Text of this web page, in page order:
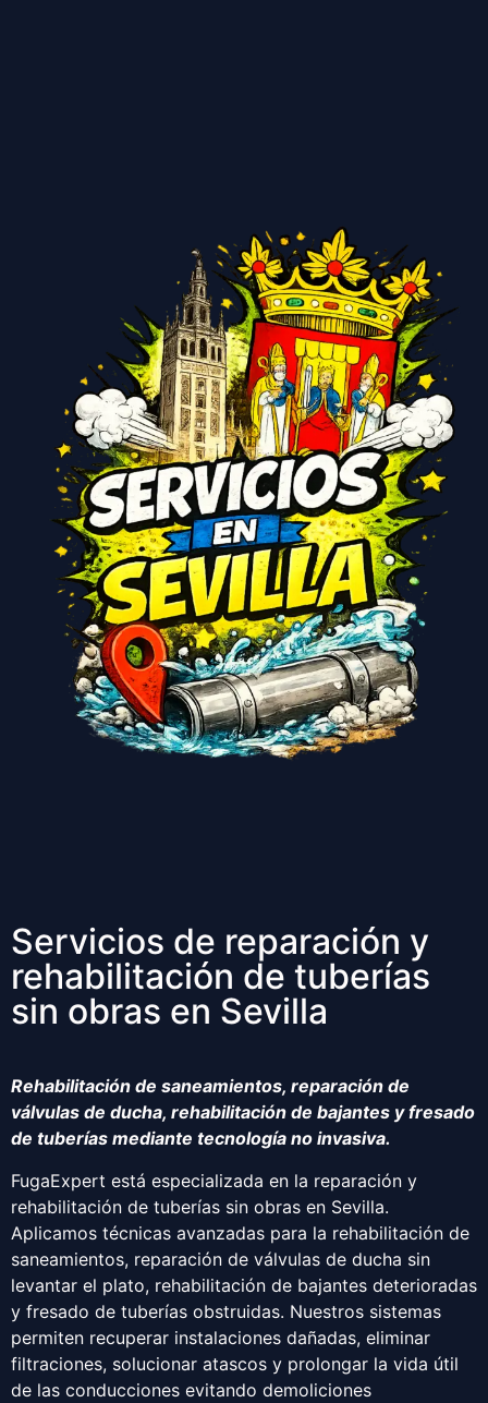
Servicios de reparación y
rehabilitación de tuberías
sin obras en Sevilla
Rehabilitación de saneamientos, reparación de
válvulas de ducha, rehabilitación de bajantes y fresado
de tuberías mediante tecnología no invasiva.
FugaExpert está especializada en la reparación y
rehabilitación de tuberías sin obras en Sevilla.
Aplicamos técnicas avanzadas para la rehabilitación de
saneamientos, reparación de válvulas de ducha sin
levantar el plato, rehabilitación de bajantes deterioradas
y fresado de tuberías obstruidas. Nuestros sistemas
permiten recuperar instalaciones dañadas, eliminar
filtraciones, solucionar atascos y prolongar la vida útil
de las conducciones evitando demoliciones